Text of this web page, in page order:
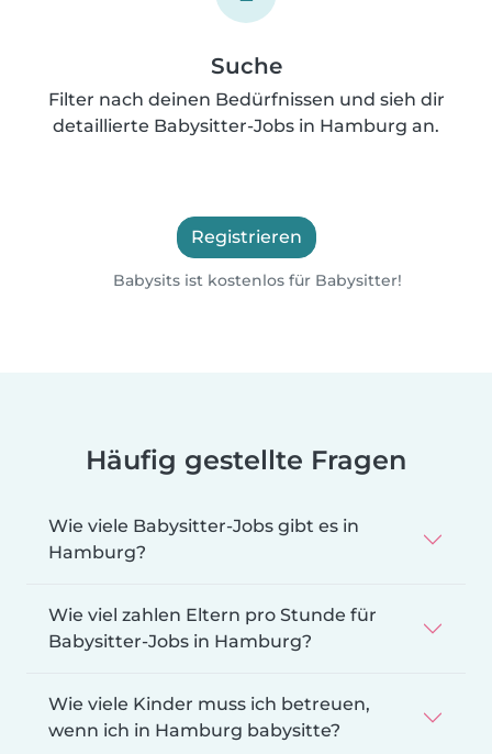
Suche
Filter nach deinen Bedürfnissen und sieh dir
detaillierte Babysitter-Jobs in Hamburg an.
Registrieren
Babysits ist kostenlos für Babysitter!
Häufig gestellte Fragen
Wie viele Babysitter-Jobs gibt es in
Hamburg?
Wie viel zahlen Eltern pro Stunde für
Babysitter-Jobs in Hamburg?
Wie viele Kinder muss ich betreuen,
wenn ich in Hamburg babysitte?